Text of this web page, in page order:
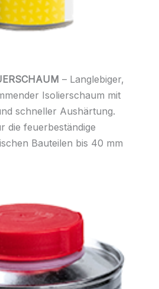
– Langlebiger,
Isolierschaum mit
schneller Aushärtung.
die feuerbeständige
Bauteilen bis 40 mm